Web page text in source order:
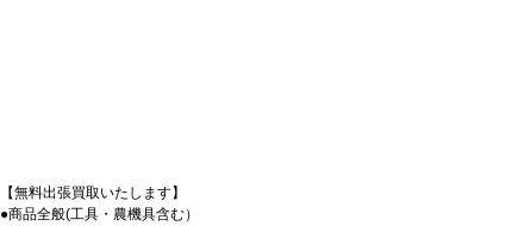
【無料出張買取いたします】
●商品全般(工具・農機具含む）